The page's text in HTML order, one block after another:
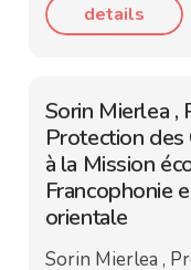
details
Sorin Mierlea ,
Protection des
à la Mission
Francophonie
orientale
Sorin Mierlea ,